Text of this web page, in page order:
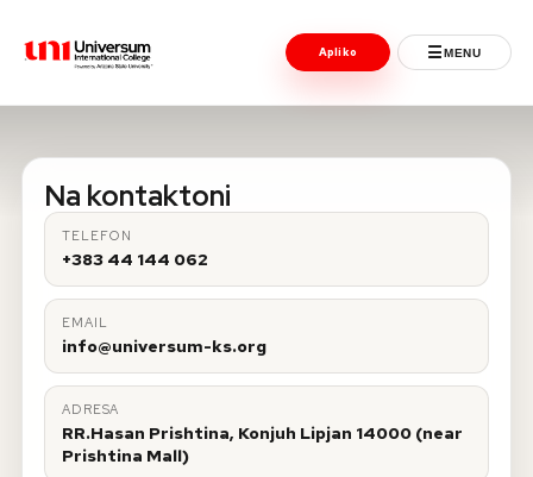
Universum University Apliko ☰MENU
MENU
Ballina
Regjistrimet
Programet
Jeta Studentore
Ndërkombëtare
Na kontaktoni
TELEFON
+383 44 144 062
EMAIL
info@universum-ks.org
ADRESA
RR.Hasan Prishtina, Konjuh Lipjan 14000 (near
Prishtina Mall)